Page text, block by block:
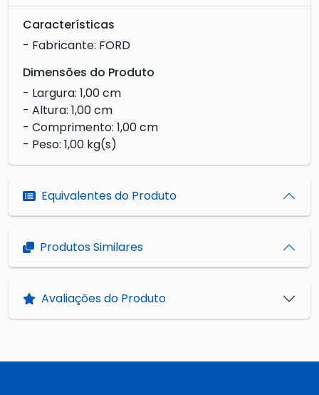
Características
- Fabricante: FORD
Dimensões do Produto
- Largura: 1,00 cm
- Altura: 1,00 cm
- Comprimento: 1,00 cm
- Peso: 1,00 kg(s)
Equivalentes do Produto
Produtos Similares
Avaliações do Produto